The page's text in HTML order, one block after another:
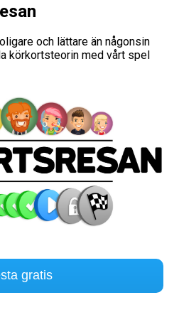
och lättare än någonsin
körkortsteorin med vårt spel
gratis